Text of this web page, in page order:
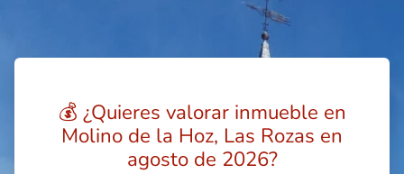
💰 ¿Quieres valorar inmueble en
Molino de la Hoz, Las Rozas en
agosto de 2026?